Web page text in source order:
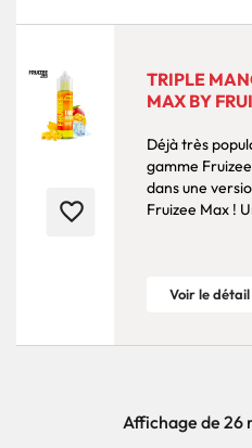
favorite_border
TRIPLE
MAX BY
Déjà très
gamme
dans une
Fruizee Max !
Voir le détail
Affichage de 26